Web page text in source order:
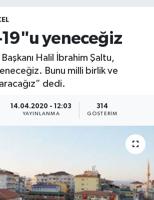
yeneceğiz
Halil İbrahim Şaltu,
Bunu milli birlik ve
dedi.
14.04.2020 - 12:03
YAYINLANMA
314
GÖSTERIM